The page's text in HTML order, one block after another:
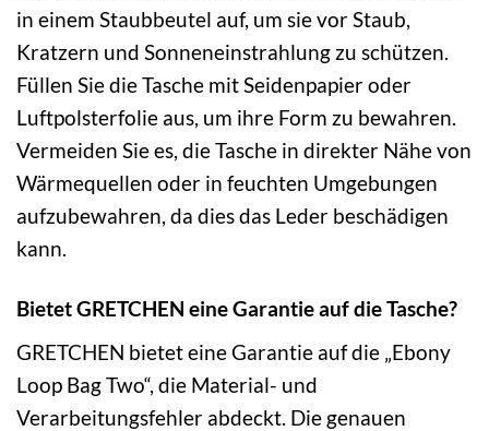
in einem Staubbeutel auf, um sie vor Staub,
Kratzern und Sonneneinstrahlung zu schützen.
Füllen Sie die Tasche mit Seidenpapier oder
Luftpolsterfolie aus, um ihre Form zu bewahren.
Vermeiden Sie es, die Tasche in direkter Nähe von
Wärmequellen oder in feuchten Umgebungen
aufzubewahren, da dies das Leder beschädigen
kann.
Bietet GRETCHEN eine Garantie auf die Tasche?
GRETCHEN bietet eine Garantie auf die „Ebony
Loop Bag Two“, die Material- und
Verarbeitungsfehler abdeckt. Die genauen